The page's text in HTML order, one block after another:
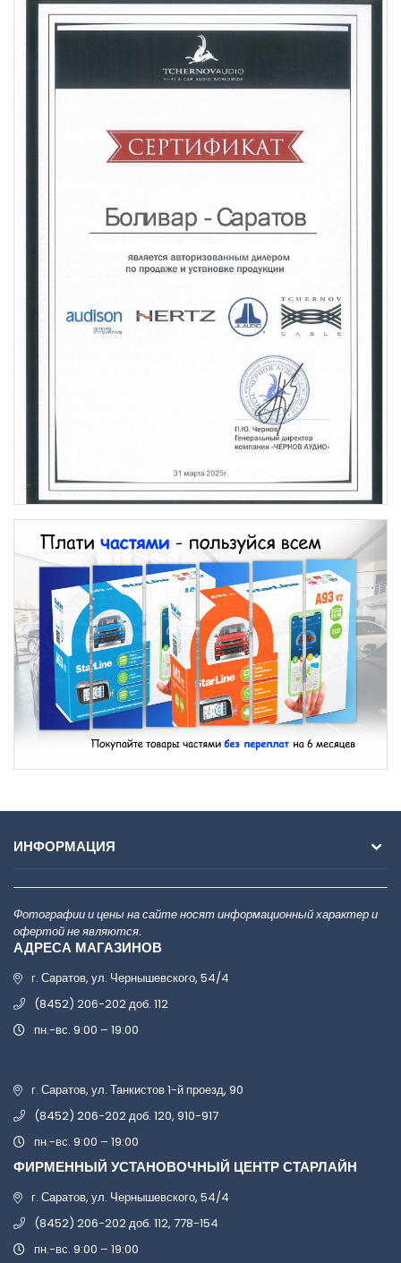
ИНФОРМАЦИЯ
Фотографии и цены на сайте носят информационный характер и
офертой не являются.
АДРЕСА МАГАЗИНОВ
г. Саратов, ул. Чернышевского, 54/4
(8452) 206-202 доб. 112
пн.-вс. 9:00 – 19:00
г. Саратов, ул. Танкистов 1-й проезд, 90
(8452) 206-202 доб. 120, 910-917
пн.-вс. 9:00 – 19:00
ФИРМЕННЫЙ УСТАНОВОЧНЫЙ ЦЕНТР СТАРЛАЙН
г. Саратов, ул. Чернышевского, 54/4
(8452) 206-202 доб. 112, 778-154
пн.-вс. 9:00 – 19:00